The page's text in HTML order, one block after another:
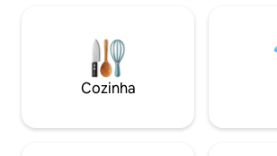
mesmo um conjunto de churrasco para
noites relaxantes. Este espaço
aconchegante e conveniente tem tudo
o que você precisa para uma estadia
Cozinha